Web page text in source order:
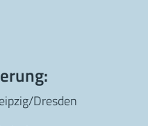
Dresden